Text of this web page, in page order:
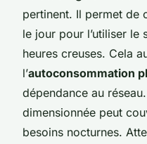
pertinent. Il permet de
le jour pour l’utiliser le
heures creuses. Cela
l’autoconsommation
dépendance au
dimensionnée peut
besoins nocturnes.